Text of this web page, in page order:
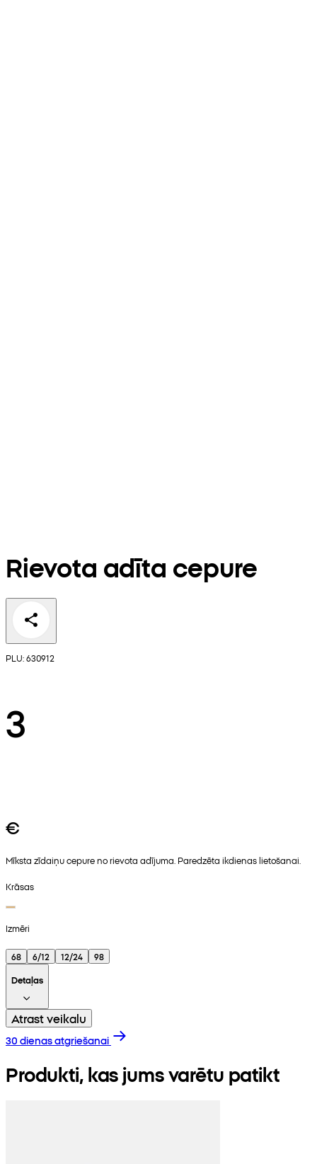
Rievota adīta cepure
PLU: 630912
3
€
Mīksta zīdaiņu cepure no rievota adījuma. Paredzēta ikdienas lietošanai.
Krāsas
Izmēri
68 6/12 12/24
98
Detaļas
Atrast veikalu
30 dienas atgriešanai
Produkti, kas jums varētu patikt